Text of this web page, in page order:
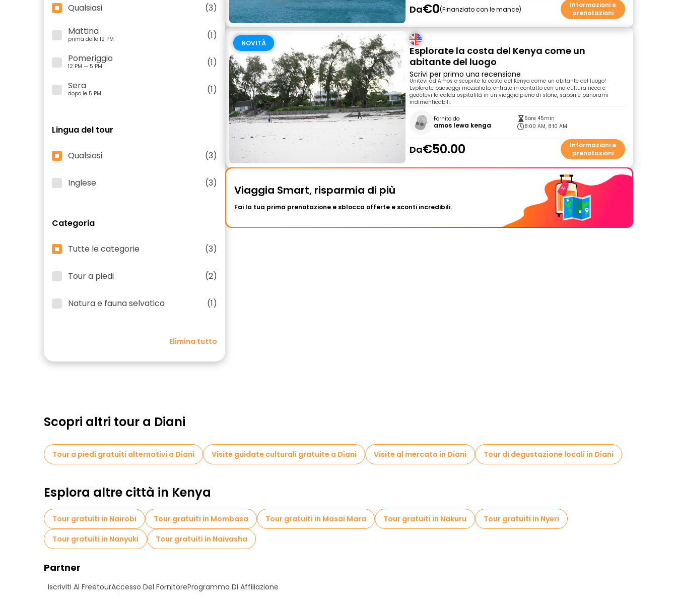
Qualsiasi
(3)
Mattina
prima delle 12 PM
(1)
Pomeriggio
12 PM — 5 PM
(1)
Sera
dopo le 5 PM (1)
Lingua del tour
Qualsiasi (3)
Inglese (3)
Categoria
Tutte le categorie (3)
Tour a piedi (2)
Natura e fauna selvatica (1)
Elimina tutto
Da€0 Finanziato con le mance
Informazioni e
prenotazioni
NOVITÀ
Esplorate la costa del Kenya come un
abitante del luogo
Scrivi per primo una recensione
Unitevi ad Amos e scoprite la costa del Kenya come un abitante del luogo!
Esplorate paesaggi mozzafiato, entrate in contatto con una cultura ricca e
godetevi la calda ospitalità in un viaggio pieno di storie, sapori e panorami
indimenticabili.
Fornito da
amos lewa kenga
6ore 45min
8:00 AM, 8:10 AM
Da€50.00
Informazioni e
prenotazioni
Viaggia Smart, risparmia di più
Fai la tua prima prenotazione e sblocca offerte e sconti incredibili.
Scopri altri tour a Diani
Tour a piedi gratuiti alternativi a Diani Visite guidate culturali gratuite a Diani Visite al mercato in Diani Tour di degustazione locali in Diani
Esplora altre città in Kenya
Tour gratuiti in Nairobi Tour gratuiti in Mombasa Tour gratuiti in Masai Mara Tour gratuiti in Nakuru
Tour gratuiti in Nyeri
Tour gratuiti in Nanyuki
Tour gratuiti in Naivasha
Partner
Iscriviti Al FreetourAccesso Del FornitoreProgramma Di Affiliazione